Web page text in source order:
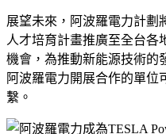
展望未來，阿波羅電力計劃
人才培育計畫推廣至全台各
機會，為推動新能源技術的
阿波羅電力開展合作的單
繫。